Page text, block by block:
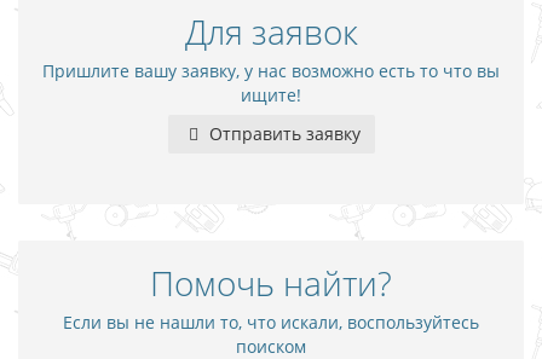
Для заявок
Пришлите вашу заявку, у нас возможно есть то что вы
ищите!
Отправить заявку
Помочь найти?
Если вы не нашли то, что искали, воспользуйтесь
поиском